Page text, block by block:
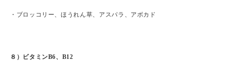
・ブロッコリー、ほうれん草、アスパラ、アボカド
８）ビタミンB6、B12